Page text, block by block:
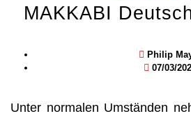
MAKKABI
Philip
07/03/
Unter normalen Umständen